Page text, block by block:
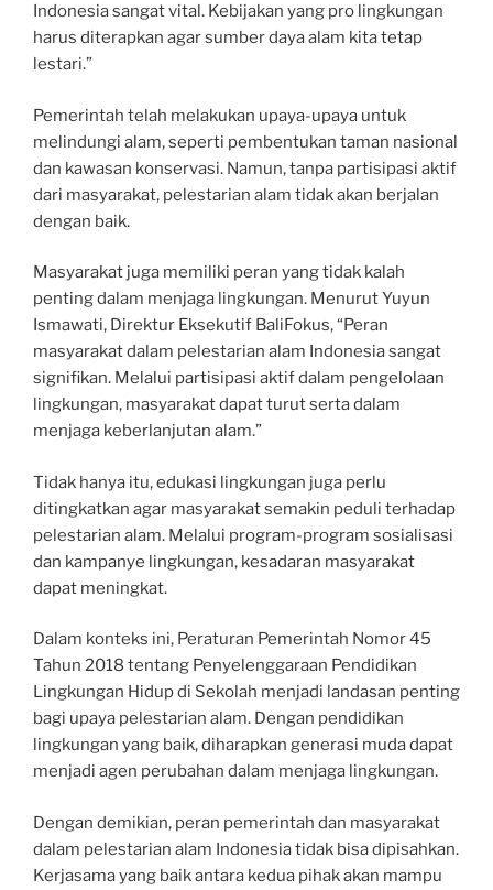
Indonesia sangat vital. Kebijakan yang pro lingkungan
harus diterapkan agar sumber daya alam kita tetap
lestari.”
Pemerintah telah melakukan upaya-upaya untuk
melindungi alam, seperti pembentukan taman nasional
dan kawasan konservasi. Namun, tanpa partisipasi aktif
dari masyarakat, pelestarian alam tidak akan berjalan
dengan baik.
Masyarakat juga memiliki peran yang tidak kalah
penting dalam menjaga lingkungan. Menurut Yuyun
Ismawati, Direktur Eksekutif BaliFokus, “Peran
masyarakat dalam pelestarian alam Indonesia sangat
signifikan. Melalui partisipasi aktif dalam pengelolaan
lingkungan, masyarakat dapat turut serta dalam
menjaga keberlanjutan alam.”
Tidak hanya itu, edukasi lingkungan juga perlu
ditingkatkan agar masyarakat semakin peduli terhadap
pelestarian alam. Melalui program-program sosialisasi
dan kampanye lingkungan, kesadaran masyarakat
dapat meningkat.
Dalam konteks ini, Peraturan Pemerintah Nomor 45
Tahun 2018 tentang Penyelenggaraan Pendidikan
Lingkungan Hidup di Sekolah menjadi landasan penting
bagi upaya pelestarian alam. Dengan pendidikan
lingkungan yang baik, diharapkan generasi muda dapat
menjadi agen perubahan dalam menjaga lingkungan.
Dengan demikian, peran pemerintah dan masyarakat
dalam pelestarian alam Indonesia tidak bisa dipisahkan.
Kerjasama yang baik antara kedua pihak akan mampu